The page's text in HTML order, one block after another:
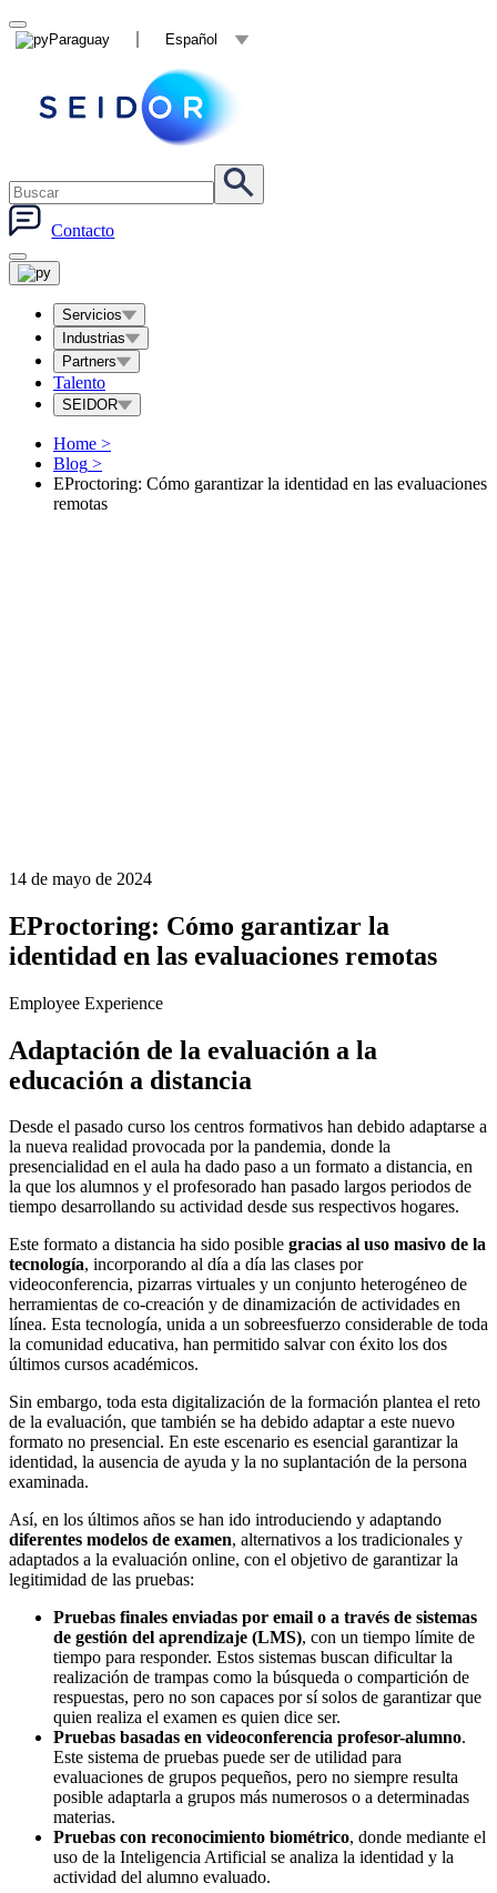
Paraguay Español
Contacto
Servicios
Industrias
Partners
Talento
SEIDOR
Home >
Blog >
EProctoring: Cómo garantizar la identidad en las evaluaciones
remotas
14 de mayo de 2024
EProctoring: Cómo garantizar la
identidad en las evaluaciones remotas
Employee Experience
Adaptación de la evaluación a la
educación a distancia
Desde el pasado curso los centros formativos han debido adaptarse a
la nueva realidad provocada por la pandemia, donde la
presencialidad en el aula ha dado paso a un formato a distancia, en
la que los alumnos y el profesorado han pasado largos periodos de
tiempo desarrollando su actividad desde sus respectivos hogares.
Este formato a distancia ha sido posible gracias al uso masivo de la
tecnología, incorporando al día a día las clases por
videoconferencia, pizarras virtuales y un conjunto heterogéneo de
herramientas de co-creación y de dinamización de actividades en
línea. Esta tecnología, unida a un sobreesfuerzo considerable de toda
la comunidad educativa, han permitido salvar con éxito los dos
últimos cursos académicos.
Sin embargo, toda esta digitalización de la formación plantea el reto
de la evaluación, que también se ha debido adaptar a este nuevo
formato no presencial. En este escenario es esencial garantizar la
identidad, la ausencia de ayuda y la no suplantación de la persona
examinada.
Así, en los últimos años se han ido introduciendo y adaptando
diferentes modelos de examen, alternativos a los tradicionales y
adaptados a la evaluación online, con el objetivo de garantizar la
legitimidad de las pruebas:
Pruebas finales enviadas por email o a través de sistemas
de gestión del aprendizaje (LMS), con un tiempo límite de
tiempo para responder. Estos sistemas buscan dificultar la
realización de trampas como la búsqueda o compartición de
respuestas, pero no son capaces por sí solos de garantizar que
quien realiza el examen es quien dice ser.
Pruebas basadas en videoconferencia profesor-alumno.
Este sistema de pruebas puede ser de utilidad para
evaluaciones de grupos pequeños, pero no siempre resulta
posible adaptarla a grupos más numerosos o a determinadas
materias.
Pruebas con reconocimiento biométrico, donde mediante el
uso de la Inteligencia Artificial se analiza la identidad y la
actividad del alumno evaluado.